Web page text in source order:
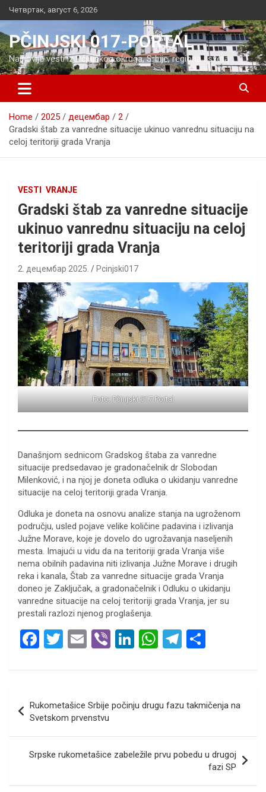
Skip
to
content
Четвртак, август 6, 2026
PČINJSKI 017-PORTAL
Najnovije vesti iz Pčinjskog okruga, Srbije, regiona i sveta
Home 2025 децембар
2
Gradski štab za vanredne situacije ukinuo vanrednu situaciju na
celoj teritoriji grada Vranja
VESTI VRANJE
Gradski štab za vanredne situacije
ukinuo vanrednu situaciju na celoj
teritoriji grada Vranja
2. децембар 2025. Pcinjski017
Foto: Pčinjski 017 Portal
Današnjom sednicom Gradskog štaba za vanredne
situacije predsedavao je gradonačelnik dr Slobodan
Milenković, i na njoj je doneta odluka o ukidanju vanredne
situacije na celoj teritoriji grada Vranja.
Odluka je doneta na osnovu analize stanja na ugroženom
području, usled pojave velike količine padavina i izlivanja
Južne Morave, koje je dovelo do ugrožavanja naseljenih
mesta. Imajući u vidu da na teritoriji grada Vranja više
nema obilnih padavina niti izlivanja Južne Morave i drugih
reka i kanala, Štab za vanredne situacije grada Vranja
doneo je Zaključak, a gradonačelnik i Odluku o ukidanju
vanredne situacije na celoj teritoriji grada Vranja, jer su
prestali razlozi njenog proglašenja.
F
ce
b
o
o
k
T
tt
er
E
ail
Vi
er
Li
ke
dI
n
W
at
A
p
p
T
e
gr
a
m
ar
e
чланка
Rukometašice Srbije počinju drugu fazu takmičenja na
Svetskom prvenstvu
Srpske rukometašice zabeležile prvu pobedu u drugoj
fazi SP